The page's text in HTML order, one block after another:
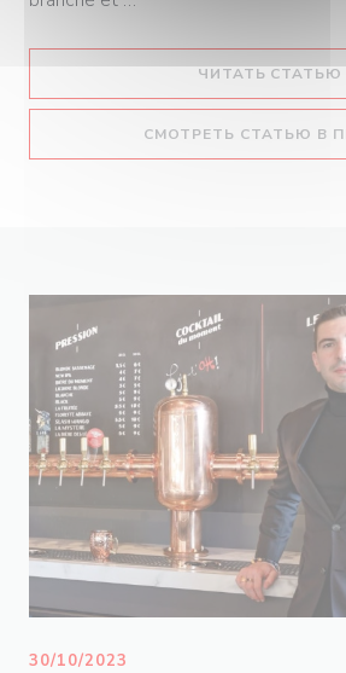
ЧИТАТЬ СТАТЬЮ
СМОТРЕТЬ СТАТЬЮ В
30/10/2023